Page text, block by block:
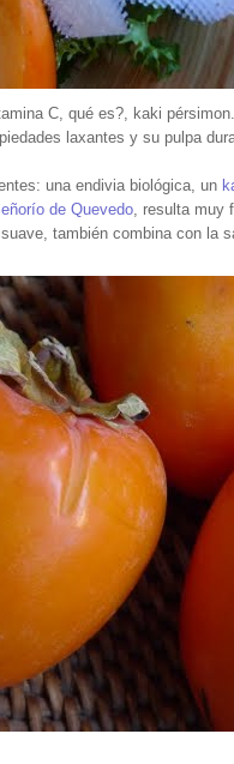
C, qué es?, kaki
laxantes y su pulpa
una endivia biológica, un
de Quevedo , resulta muy
también combina con la